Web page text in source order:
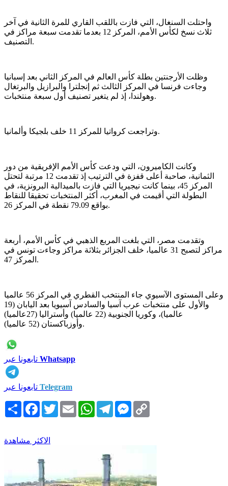
واحتلت السنغال، التي فازت باللقب القاري للمرة الثانية في آخر
ثلاث نسخ لكأس الأمم، المركز 12 بعدما تقدمت سبعة مراكز في
التصنيف.
وظلت الأرجنتين بطلة كأس العالم في المركز الثاني بعد إسبانيا
وجاءت فرنسا ‌في المركز الثالث ثم إنجلترا والبرازيل والبرتغال
وهولندا، إذ لم يتغير تصنيف أول سبعة منتخبات.
وتراجعت كرواتيا للمركز 11 خلف بلجيكا وألمانيا.
وكانت الكاميرون، التي ودعت كأس ‌الأمم الإفريقية من دور
الثمانية، صاحبة أعلى قفزة في الترتيب إذ تقدمت 12 مرتبة لتحتل
المركز ‌45، بينما كانت نيجيريا التي فازت بالميدالية البرونزية، في
البطولة التي أقيمت في المغرب، أكثر المنتخبات تحقيقا للنقاط
بواقع 79.09 نقطة في المركز 26.
وتقدمت مصر، التي بلغت المربع الذهبي في كأس الأمم، أربعة
مراكز لتصبح 31 عالميا، خلف الجزائر بثلاثة مراكز وجاءت تونس في
المركز 47.
وعلى المستوى الآسيوي جاء المنتخب القطري في المركز 56 عالميا
والأول على منتخبات عرب آسيا والسادس آسيويا بعد اليابان (19
عالميا)، وكوريا الجنوبية (22 عالميا) وأستراليا (27عالميا)
وأوزباكستان (52 عالميا).
Whatsapp
Telegram
انشر Facebook
TwitterEmail WhatsAppTelegramMessenger
الاكثر مشاهدة